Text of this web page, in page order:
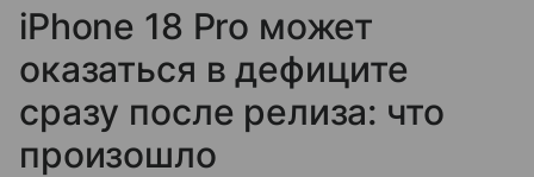
iPhone 18 Pro может
оказаться в дефиците
сразу после релиза: что
произошло